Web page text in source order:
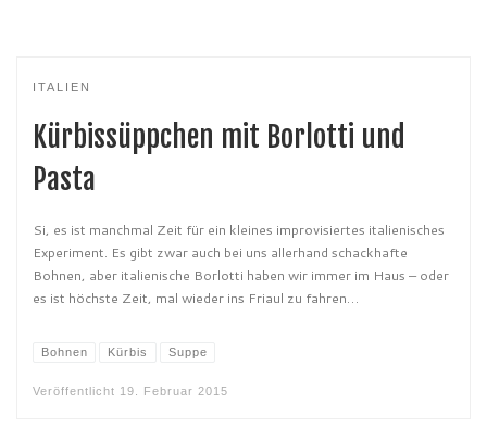
ITALIEN
Kürbissüppchen mit Borlotti und
Pasta
Si, es ist manchmal Zeit für ein kleines improvisiertes italienisches
Experiment. Es gibt zwar auch bei uns allerhand schackhafte
Bohnen, aber italienische Borlotti haben wir immer im Haus – oder
es ist höchste Zeit, mal wieder ins Friaul zu fahren…
Bohnen Kürbis Suppe
Veröffentlicht 19. Februar 2015